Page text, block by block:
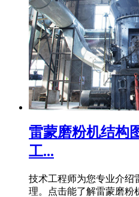
雷蒙磨粉机结构
工...
技术工程师为您专业介绍
理。点击能了解雷蒙磨粉